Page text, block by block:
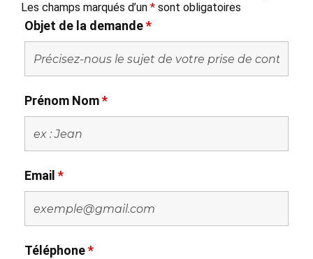
Les champs marqués d’un * sont obligatoires
Objet de la demande*
Prénom Nom*
Email *
Téléphone*